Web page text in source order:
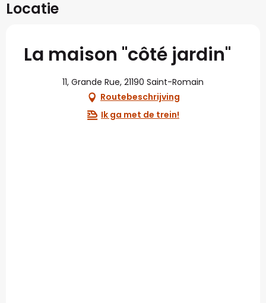
Locatie
La maison "côté jardin"
11, Grande Rue, 21190 Saint-Romain
Routebeschrijving
Ik ga met de trein!